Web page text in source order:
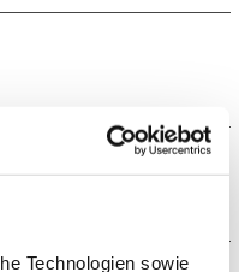
Technologien sowie
umfassen 900
Grundförderungund
Orientierungskurs
nach
weitere 300 Stunden
einem Kurs ist die
für Migration und